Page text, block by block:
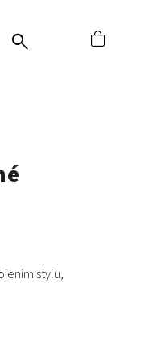
velikostí
stylu,